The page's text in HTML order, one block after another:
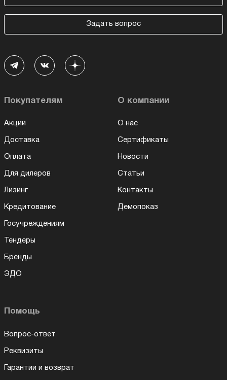
Задать вопрос
Покупателям
Акции
Доставка
Оплата
Для дилеров
Лизинг
Кредитование
Госучреждениям
Тендеры
Бренды
ЭДО
О компании
О нас
Сертификаты
Новости
Статьи
Контакты
Демопоказ
Помощь
Вопрос-ответ
Реквизиты
Гарантии и возврат